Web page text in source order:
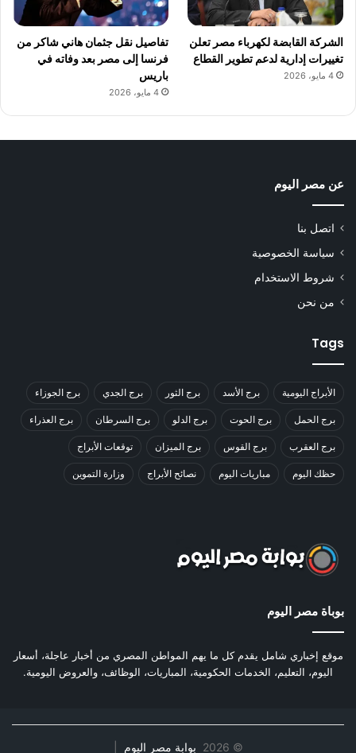
الشركة القابضة لكهرباء مصر تعلن
تغييرات إدارية لدعم تطوير القطاع
4 مايو، 2026
تفاصيل نقل جثمان هاني شاكر من
فرنسا إلى مصر بعد وفاته في
باريس
4 مايو، 2026
عن مصر اليوم
اتصل بنا
سياسة الخصوصية
شروط الاستخدام
من نحن
Tags
الأبراج اليومية برج الأسد برج الثور برج الجدي برج الجوزاء
برج الحمل برج الحوت برج الدلو برج السرطان برج العذراء
برج العقرب برج القوس برج الميزان توقعات الأبراج
حظك اليوم مباريات اليوم نصائح الأبراج وزارة التموين
بوباة مصر اليوم
موقع إخباري شامل يقدم كل ما يهم المواطن المصري من أخبار عاجلة، أسعار
اليوم، التعليم، الخدمات الحكومية، المباريات، الوظائف، والعروض اليومية.
©
2026 بوابة مصر اليوم